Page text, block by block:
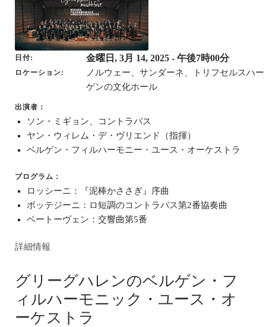
日付 金曜日, 3月 14, 2025 - 午後7時00分
ロケーション
ノルウェー、サンダーネ、トリフセルスハー
ゲンの文化ホール
出演者：
ソン・ミギョン、コントラバス
ヤン・ウィレム・デ・ヴリエンド（指揮）
ベルゲン・フィルハーモニー・ユース・オーケストラ
プログラム：
ロッシーニ：『泥棒かささぎ』序曲
ボッテジーニ：ロ短調のコントラバス第2番協奏曲
ベートーヴェン：交響曲第5番
詳細情報
グリーグハレンのベルゲン・フ
ィルハーモニック・ユース・オ
ーケストラ